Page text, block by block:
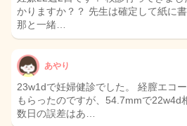
かりますか？？ 先生は確定して紙に
那と一緒…
あやり
23w1dで妊婦健診でした。 経膣エコ
もらったのですが、54.7mmで22w4d
数日の誤差はあ…